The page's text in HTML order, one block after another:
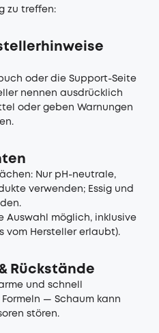
zu treffen:
oder die Support-Seite
nennen ausdrücklich
oder geben Warnungen
Nur pH-neutrale,
verwenden; Essig und
Auswahl möglich, inklusive
vom Hersteller erlaubt).
Rückstände
und schnell
— Schaum kann
stören.